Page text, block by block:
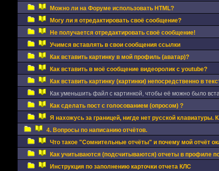
Можно ли на Форуме использовать HTML?
Могу ли я отредактировать своё сообщение?
Не получается отредактировать своё сообщение!
Учимся вставлять в свои сообщения ссылки
Как вставить картинку в мой профиль (аватар)?
Как вставить в моё сообщение видеоролик с youtube?
Как вставить картинку (картинки) непосредственно в
Как уменьшить файл с картинкой, чтобы её можно было
Как сделать пост с голосованием (опросом) ?
Я нахожусь за границей, нигде нет русской клавиатуры.
4. Вопросы по написанию отчётов.
Что такое "Сомнительные отчёты" и почему мой отчёт
Как учитываются (подсчитываются) отчеты в профиле
Инструкция по заполнению карточки отчета КЛС